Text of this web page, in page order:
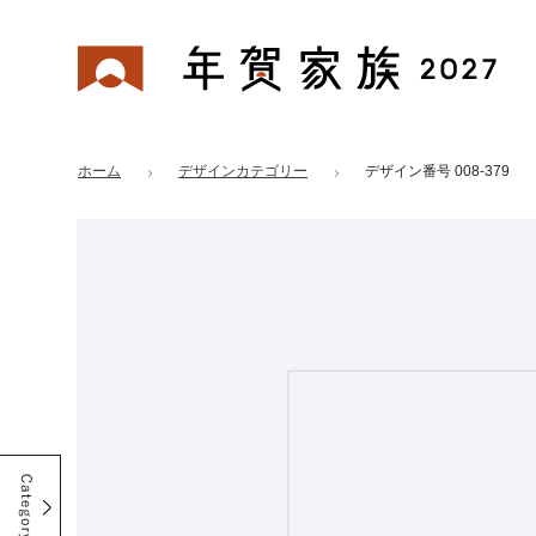
年賀家族 2027
ホーム デザインカテゴリー デザイン番号 008-379